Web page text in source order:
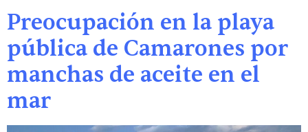
Preocupación en la playa
pública de Camarones por
manchas de aceite en el
mar